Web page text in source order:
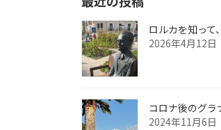
ロルカを知っ
2026年4月12日
コロナ後のグ
2024年11月6日